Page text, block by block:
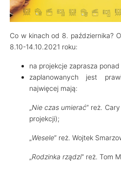
Co w kinach od 8. października?
8.10-14.10.2021 roku:
na projekcje zaprasza
zaplanowanych jest
najwięcej mają:
„Nie czas umierać” reż.
projekcji);
„Wesele” reż. Wojtek
„Rodzinka rządzi” reż. Tom